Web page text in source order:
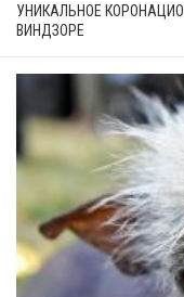
УНИКАЛЬНОЕ
ВИНДЗОРЕ